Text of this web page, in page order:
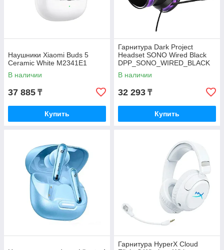
Наушники Xiaomi Buds 5
Ceramic White M2341E1
В наличии
37 885 ₸
Купить
Гарнитура Dark Project
Headset SONO Wired Black
DPP_SONO_WIRED_BLACK
В наличии
32 293 ₸
Купить
Гарнитура HyperX Cloud